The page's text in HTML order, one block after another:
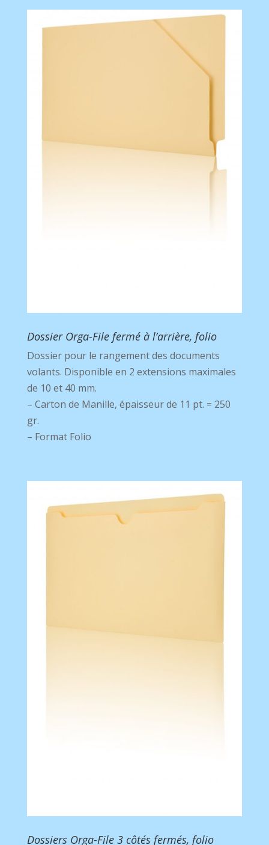
Dossier Orga-File fermé à l’arrière, folio
Dossier pour le rangement des documents
volants. Disponible en 2 extensions maximales
de 10 et 40 mm.
– Carton de Manille, épaisseur de 11 pt. = 250
gr.
– Format Folio
Dossiers Orga-File 3 côtés fermés, folio